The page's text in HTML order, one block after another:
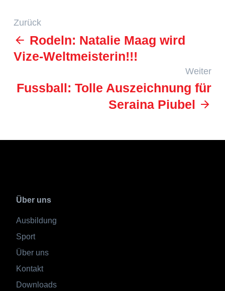
Zurück
Rodeln: Natalie Maag wird
Vize-Weltmeisterin!!!
Weiter
Fussball: Tolle Auszeichnung für
Seraina Piubel
Über uns
Ausbildung
Sport
Über uns
Kontakt
Downloads